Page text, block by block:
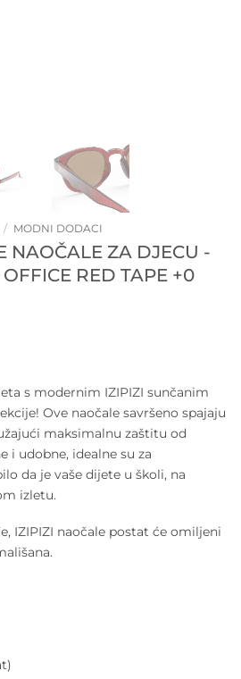
/ MODNI DODACI
NAOČALE ZA DJECU -
RED TAPE +0
s modernim IZIPIZI sunčanim
Ove naočale savršeno spajaju
maksimalnu zaštitu od
i udobne, idealne su za
da je vaše dijete u školi, na
izletu.
IZIPIZI naočale postat će omiljeni